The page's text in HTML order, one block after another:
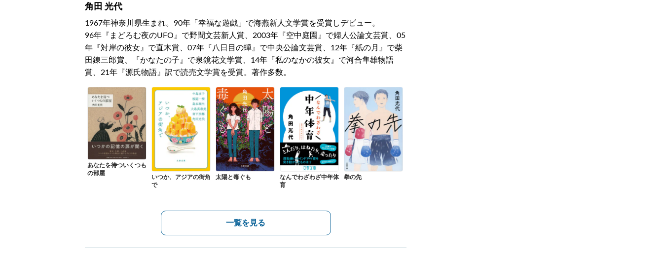
角田 光代
1967年神奈川県生まれ。90年「幸福な遊戯」で海燕新人文学賞を受賞しデビュー。
96年『まどろむ夜のUFO』で野間文芸新人賞、2003年『空中庭園』で婦人公論文芸賞、05
年『対岸の彼女』で直木賞、07年『八日目の蟬』で中央公論文芸賞、12年『紙の月』で柴
田錬三郎賞、『かなたの子』で泉鏡花文学賞、14年『私のなかの彼女』で河合隼雄物語
賞、21年『源氏物語』訳で読売文学賞を受賞。著作多数。
あなたを待ついくつも
の部屋
いつか、アジアの街角
で
太陽と毒ぐも
なんでわざわざ中年体
育
拳の先
一覧を見る